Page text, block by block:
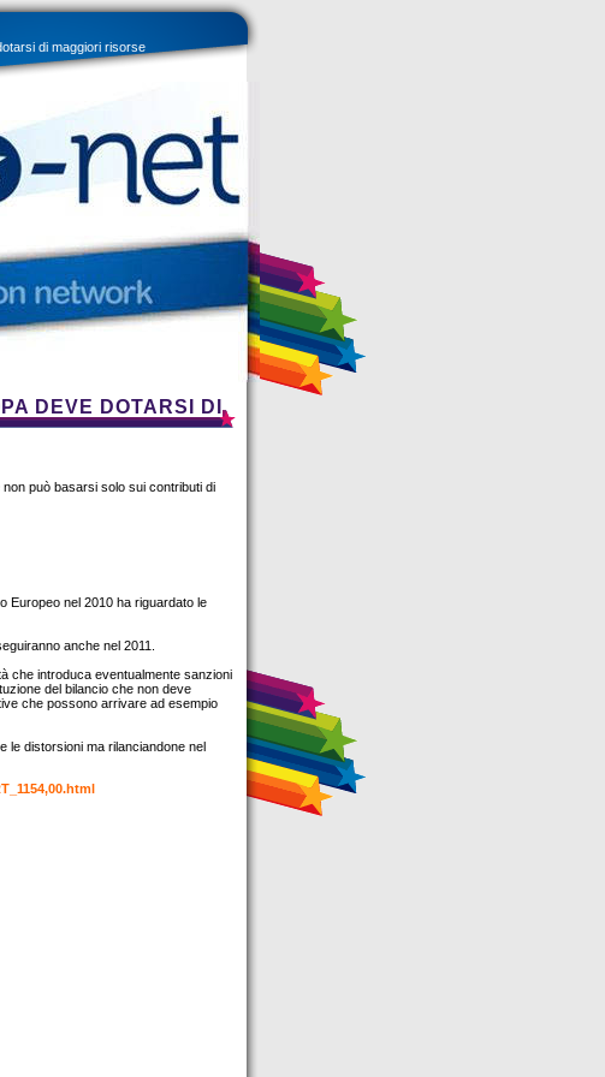
di maggiori risorse
DEVE DOTARSI DI
può basarsi solo sui contributi di
Europeo nel 2010 ha riguardato le
anche nel 2011.
che introduca eventualmente sanzioni
del bilancio che non deve
che possono arrivare ad esempio
le distorsioni ma rilanciandone nel